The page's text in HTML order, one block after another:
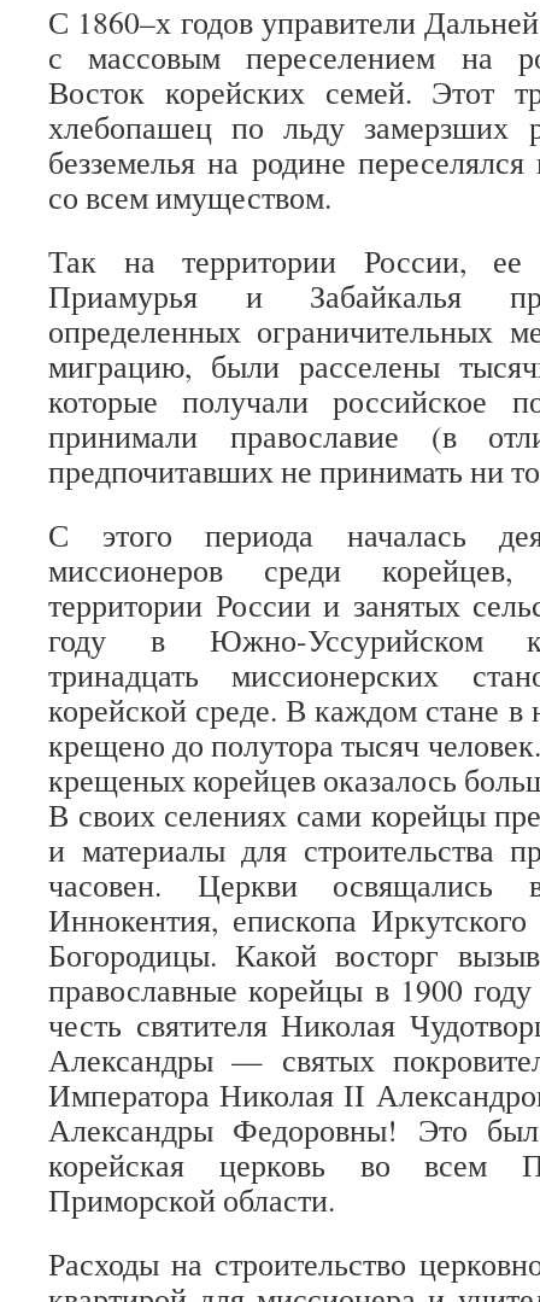
С 1860–х годов управители
с массовым переселением на
Восток корейских семей. Этот
хлебопашец по льду замерзших
безземелья на родине
со всем имуществом.
Так на территории России, ее
Приамурья и Забайкалья
определенных ограничительных
миграцию, были расселены
которые получали российское
принимали православие (в
предпочитавших не принимать ни
С этого периода началась
миссионеров среди
территории России и занятых
году в Южно-Уссурийском
тринадцать миссионерских
корейской среде. В каждом стане
крещено до полутора тысяч
крещеных корейцев оказалось
В своих селениях сами корейцы
и материалы для строительства
часовен. Церкви освящались
Иннокентия, епископа
Богородицы. Какой восторг
православные корейцы в 1900 году
честь святителя Николая
Александры — святых
Императора Николая II
Александры Федоровны! Это
корейская церковь во всем
Приморской области.
Расходы на строительство